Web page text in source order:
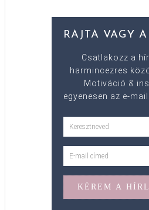
RAJTA VAGY
Csatlakozz a
harmincezres
Motiváció &
egyenesen az e-